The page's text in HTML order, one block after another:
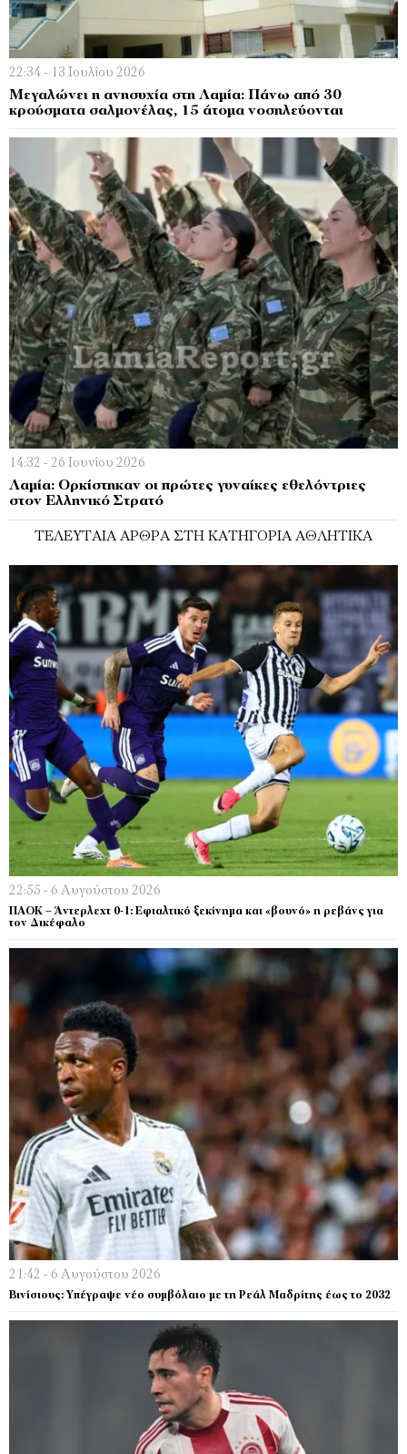
22:34 - 13 Ιουλίου 2026
Μεγαλώνει η ανησυχία στη Λαμία: Πάνω από 30
κρούσματα σαλμονέλας, 15 άτομα νοσηλεύονται
14:32 - 26 Ιουνίου 2026
Λαμία: Ορκίστηκαν οι πρώτες γυναίκες εθελόντριες
στον Ελληνικό Στρατό
ΤΕΛΕΥΤΑΊΑ ΆΡΘΡΑ ΣΤΗ ΚΑΤΗΓΟΡΊΑ ΑΘΛΗΤΙΚΆ
22:55 - 6 Αυγούστου 2026
ΠΑΟΚ – Άντερλεχτ 0-1: Εφιαλτικό ξεκίνημα και «βουνό» η ρεβάνς για
τον Δικέφαλο
21:42 - 6 Αυγούστου 2026
Βινίσιους: Υπέγραψε νέο συμβόλαιο με τη Ρεάλ Μαδρίτης έως το 2032